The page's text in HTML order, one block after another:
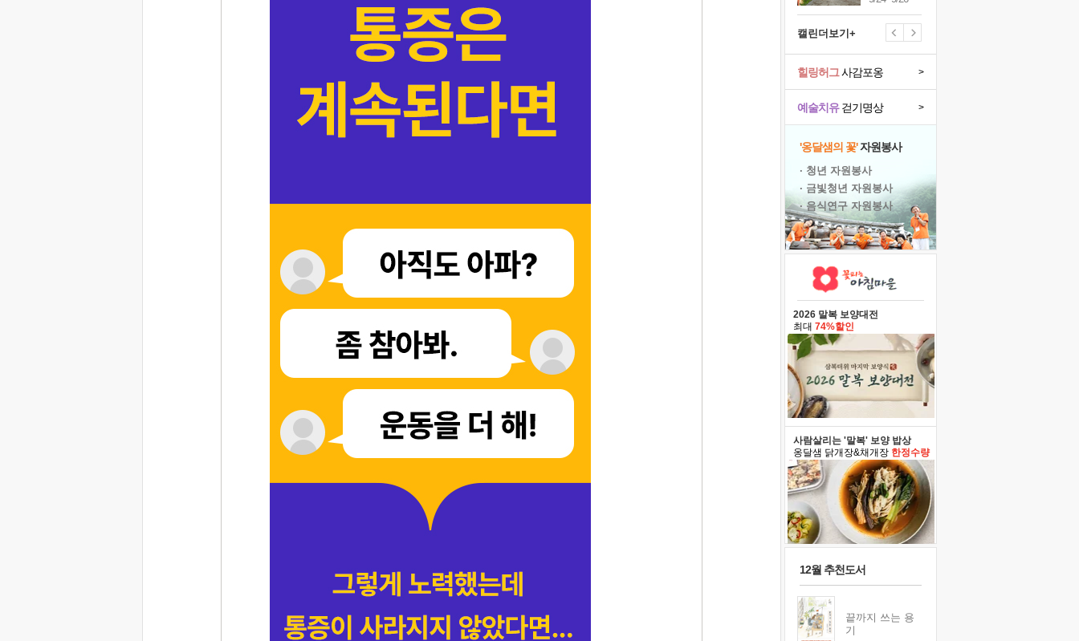
캘린더보기+
예술치유걷기명상 >
힐링허그사감포옹 >
'옹달샘의 꽃'자원봉사
· 청년 자원봉사
· 금빛청년 자원봉사
· 음식연구 자원봉사
2026 말복 보양대전
최대 74%할인
사람살리는 '말복' 보양 밥상
옹달샘 닭개장&채개장 한정수량
12월 추천도서
끝까지 쓰는 용
기